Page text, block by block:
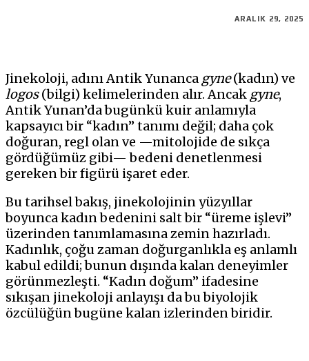
ARALIK 29, 2025
Jinekoloji, adını Antik Yunanca gyne(kadın) ve
logos(bilgi) kelimelerinden alır. Ancak gyne,
Antik Yunan’da bugünkü kuir anlamıyla
kapsayıcı bir “kadın” tanımı değil; daha çok
doğuran, regl olan ve —mitolojide de sıkça
gördüğümüz gibi— bedeni denetlenmesi
gereken bir figürü işaret eder.
Bu tarihsel bakış, jinekolojinin yüzyıllar
boyunca kadın bedenini salt bir “üreme işlevi”
üzerinden tanımlamasına zemin hazırladı.
Kadınlık, çoğu zaman doğurganlıkla eş anlamlı
kabul edildi; bunun dışında kalan deneyimler
görünmezleşti. “Kadın doğum” ifadesine
sıkışan jinekoloji anlayışı da bu biyolojik
özcülüğün bugüne kalan izlerinden biridir.